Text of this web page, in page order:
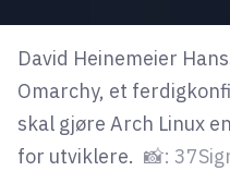
David Heinemeier
Omarchy, et
skal gjøre Arch Linux
for utviklere. 📸:
kode24-klubben
LinkedIn
Bluesky
Facebook